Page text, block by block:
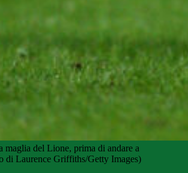
maglia del Lione, prima di andare a
di Laurence Griffiths/Getty Images)